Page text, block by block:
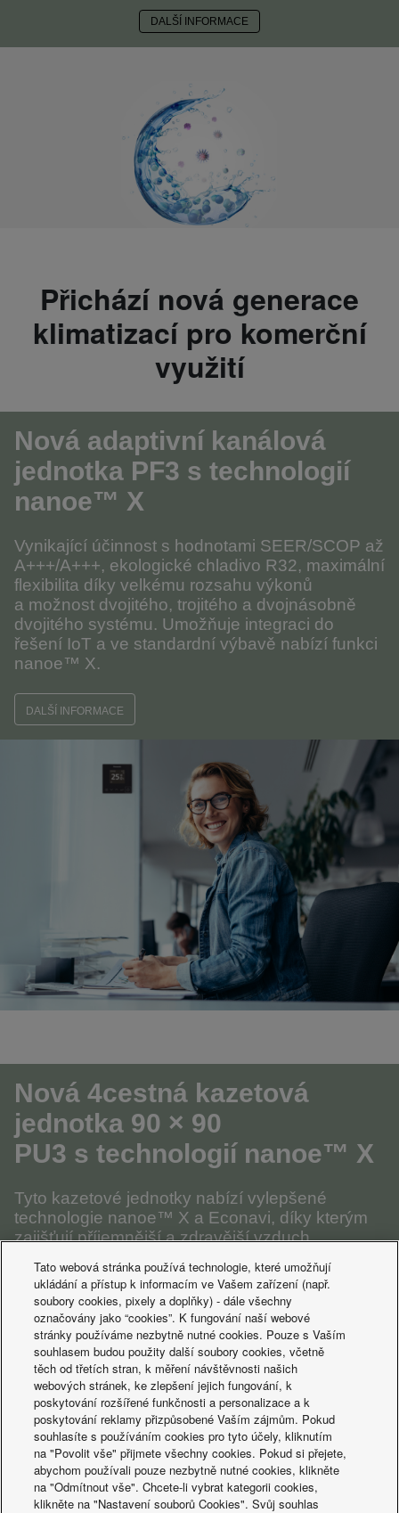
DALŠÍ INFORMACE
Přichází nová generace
klimatizací pro komerční
využití
Nová adaptivní kanálová
jednotka PF3 s technologií
nanoe™ X
Vynikající účinnost s hodnotami SEER/SCOP až
A+++/A+++, ekologické chladivo R32, maximální
flexibilita díky velkému rozsahu výkonů
a možnost dvojitého, trojitého a dvojnásobně
dvojitého systému. Umožňuje integraci do
řešení IoT a ve standardní výbavě nabízí funkci
nanoe™ X.
DALŠÍ INFORMACE
Nová 4cestná kazetová
jednotka 90 × 90
PU3 s technologií nanoe™ X
Tyto kazetové jednotky nabízí vylepšené
technologie nanoe™ X a Econavi, díky kterým
zajišťují příjemnější a zdravější vzduch
DALŠÍ INFORMACE
Tato webová stránka používá technologie, které umožňují
ukládání a přístup k informacím ve Vašem zařízení (např.
soubory cookies, pixely a doplňky) - dále všechny
označovány jako “cookies”. K fungování naší webové
stránky používáme nezbytně nutné cookies. Pouze s Vaším
souhlasem budou použity další soubory cookies, včetně
těch od třetích stran, k měření návštěvnosti našich
webových stránek, ke zlepšení jejich fungování, k
poskytování rozšířené funkčnosti a personalizace a k
poskytování reklamy přizpůsobené Vaším zájmům. Pokud
souhlasíte s používáním cookies pro tyto účely, kliknutím
na "Povolit vše" přijmete všechny cookies. Pokud si přejete,
abychom používali pouze nezbytně nutné cookies, klikněte
na "Odmítnout vše". Chcete-li vybrat kategorii cookies,
klikněte na "Nastavení souborů Cookies". Svůj souhlas